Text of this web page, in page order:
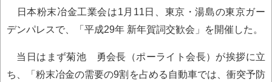
日本粉末冶金工業会は1月11日、東京・湯島の東京ガー
デンパレスで、「平成29年 新年賀詞交歓会」を開催した。
当日はまず菊池 勇会長（ポーライト会長）が挨拶に立
ち、「粉末冶金の需要の9割を占める自動車では、衝突予防